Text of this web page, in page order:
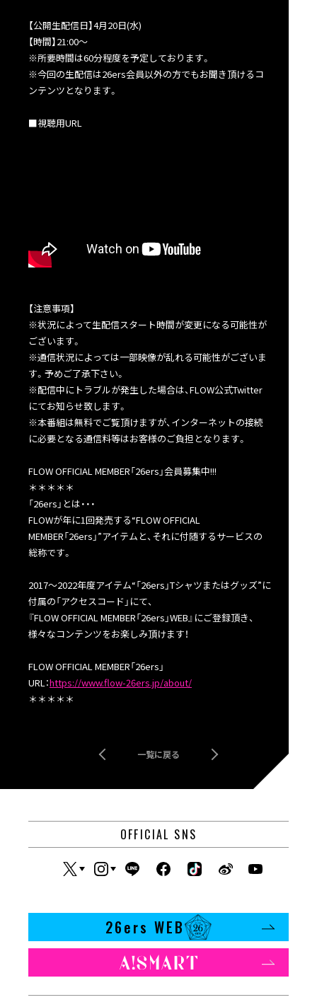
【公開生配信日】4月20日(水)
【時間】21:00〜
※所要時間は60分程度を予定しております。
※今回の生配信は26ers会員以外の方でもお聞き頂けるコ
ンテンツとなります。
■視聴用URL
【注意事項】
※状況によって生配信スタート時間が変更になる可能性が
ございます。
※通信状況によっては一部映像が乱れる可能性がございま
す。予めご了承下さい。
※配信中にトラブルが発生した場合は、FLOW公式Twitter
にてお知らせ致します。
※本番組は無料でご覧頂けますが、インターネットの接続
に必要となる通信料等はお客様のご負担となります。
FLOW OFFICIAL MEMBER「26ers」会員募集中!!!
＊＊＊＊＊
「26ers」とは・・・
FLOWが年に1回発売する“FLOW OFFICIAL
MEMBER「26ers」”アイテムと、それに付随するサービスの
総称です。
2017～2022年度アイテム“「26ers」Tシャツまたはグッズ”に
付属の「アクセスコード」にて、
『FLOW OFFICIAL MEMBER「26ers」WEB』にご登録頂き、
様々なコンテンツをお楽しみ頂けます！
FLOW OFFICIAL MEMBER「26ers」
URL：https://www.flow-26ers.jp/about/
＊＊＊＊＊
一覧に戻る
OFFICIAL SNS
26ers WEB